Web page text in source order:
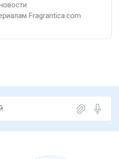
Fragrantica.com